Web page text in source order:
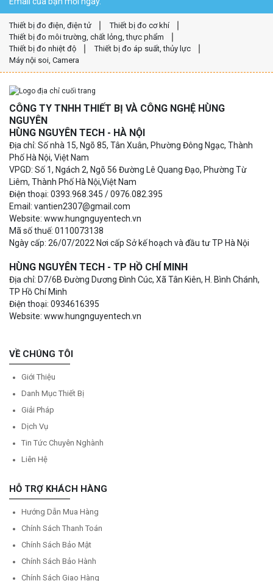
Thiết bị đo điện, điện tử
Thiết bị đo cơ khí
Thiết bị đo môi trường, chất lỏng, thực phẩm
Thiết bị đo nhiệt độ
Thiết bị đo áp suất, thủy lực
Máy nội soi, Camera
CÔNG TY TNHH THIẾT BỊ VÀ CÔNG NGHỆ HÙNG
NGUYÊN
HÙNG NGUYÊN TECH - HÀ NỘI
Địa chỉ: Số nhà 15, Ngõ 85, Tân Xuân, Phường Đông Ngạc, Thành
Phố Hà Nội, Việt Nam
VPGD: Số 1, Ngách 2, Ngõ 56 Đường Lê Quang Đạo, Phường Từ
Liêm, Thành Phố Hà Nội,Việt Nam
Điện thoại: 0393.968.345 / 0976.082.395
Email: vantien2307@gmail.com
Website: www.hungnguyentech.vn
Mã số thuế: 0110073138
Ngày cấp: 26/07/2022 Nơi cấp Sở kế hoạch và đầu tư TP Hà Nội
HÙNG NGUYÊN TECH - TP HỒ CHÍ MINH
Địa chỉ: D7/6B Đường Dương Đình Cúc, Xã Tân Kiên, H. Bình Chánh,
TP Hồ Chí Minh
Điện thoại: 0934616395
Website: www.hungnguyentech.vn
VỀ CHÚNG TÔI
Giới Thiệu
Danh Mục Thiết Bị
Giải Pháp
Dịch Vụ
Tin Tức Chuyên Nghành
Liên Hệ
HỖ TRỢ KHÁCH HÀNG
Hướng Dẫn Mua Hàng
Chính Sách Thanh Toán
Chính Sách Bảo Mật
Chính Sách Bảo Hành
Chính Sách Giao Hàng